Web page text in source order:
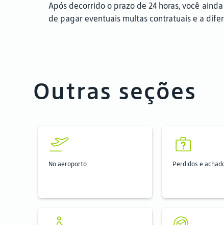
Após decorrido o prazo de 24 horas, você
de pagar eventuais multas contratuais e a
Outras seções
No aeroporto Perdidos e